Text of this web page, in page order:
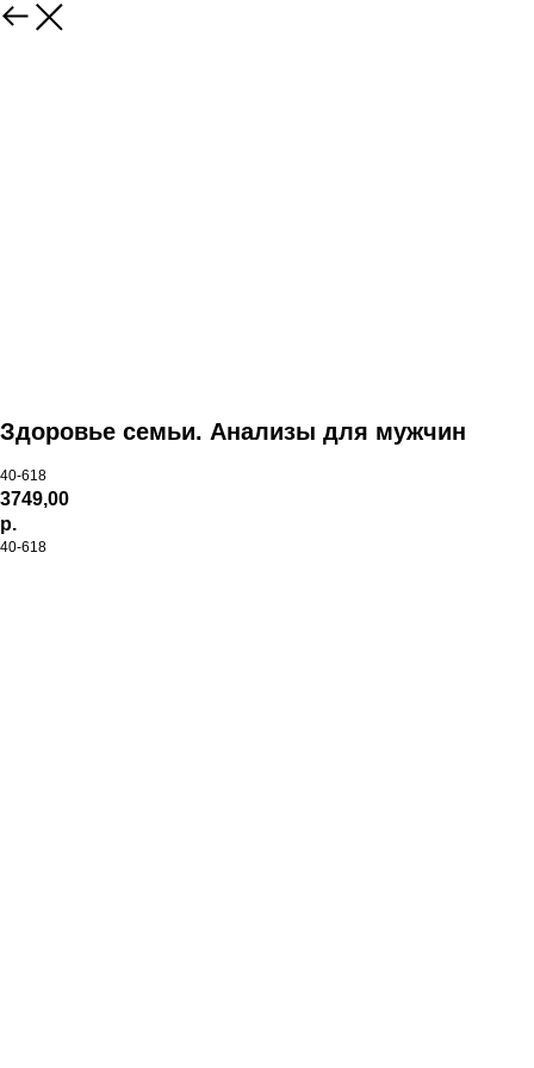
Здоровье семьи. Анализы для мужчин
40-618
3749,00
р.
40-618